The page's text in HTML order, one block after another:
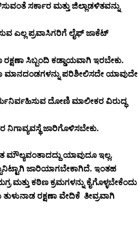
ಸರ್ಕಾರ ಮತ್ತು ಜಿಲ್ಲಾಡಳಿತವನ್ನು
ಎಲ್ಲ ಪ್ರವಾಸಿಗರಿಗೆ ಲೈಫ್ ಜಾಕೆಟ್
ಸಿಬ್ಬಂದಿ ಕಡ್ಡಾಯವಾಗಿ ಇರಬೇಕು.
ಮಾನದಂಡಗಳನ್ನು ಪರಿಶೀಲಿಸದೇ ಯಾವುದೇ
ದೋಣಿ ಮಾಲೀಕರ ವಿರುದ್ಧ
ನಿಗಾವ್ಯವಸ್ಥೆ ಜಾರಿಗೊಳಿಸಬೇಕು.
ಮೌಲ್ಯವಂತಾದದ್ದು ಯಾವುದೂ ಇಲ್ಲ.
ಜಾರಿಯಾಗಬೇಕಾಗಿದೆ. ಇಂತಹ
ಕಠಿಣ ಕ್ರಮಗಳನ್ನು ಕೈಗೊಳ್ಳಬೇಕೆಂದು
ರಕ್ಷಣಾ ವೇದಿಕೆ ತೀವ್ರವಾಗಿ